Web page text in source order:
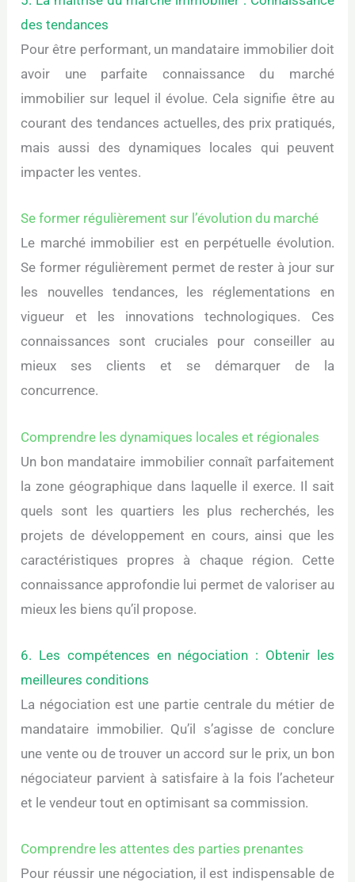
des tendances
Pour être performant, un mandataire immobilier doit
avoir une parfaite connaissance du marché
immobilier sur lequel il évolue. Cela signifie être au
courant des tendances actuelles, des prix pratiqués,
mais aussi des dynamiques locales qui peuvent
impacter les ventes.
Se former régulièrement sur l’évolution du marché
Le marché immobilier est en perpétuelle évolution.
Se former régulièrement permet de rester à jour sur
les nouvelles tendances, les réglementations en
vigueur et les innovations technologiques. Ces
connaissances sont cruciales pour conseiller au
mieux ses clients et se démarquer de la
concurrence.
Comprendre les dynamiques locales et régionales
Un bon mandataire immobilier connaît parfaitement
la zone géographique dans laquelle il exerce. Il sait
quels sont les quartiers les plus recherchés, les
projets de développement en cours, ainsi que les
caractéristiques propres à chaque région. Cette
connaissance approfondie lui permet de valoriser au
mieux les biens qu’il propose.
6. Les compétences en négociation : Obtenir les
meilleures conditions
La négociation est une partie centrale du métier de
mandataire immobilier. Qu’il s’agisse de conclure
une vente ou de trouver un accord sur le prix, un bon
négociateur parvient à satisfaire à la fois l’acheteur
et le vendeur tout en optimisant sa commission.
Comprendre les attentes des parties prenantes
Pour réussir une négociation, il est indispensable de